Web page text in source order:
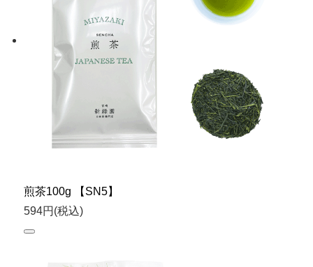
煎茶100g 【SN5】
594円(税込)